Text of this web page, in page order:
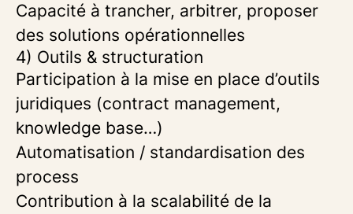
Capacité à trancher, arbitrer, proposer
des solutions opérationnelles
4) Outils & structuration
Participation à la mise en place d’outils
juridiques (contract management,
knowledge base…)
Automatisation / standardisation des
process
Contribution à la scalabilité de la